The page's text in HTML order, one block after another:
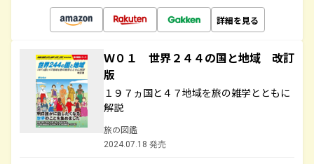
詳細を見る
Ｗ０１ 世界２４４の国と地域 改訂
版
１９７ヵ国と４７地域を旅の雑学とともに
解説
旅の図鑑
2024.07.18 発売